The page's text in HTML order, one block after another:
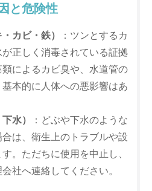
と危険性
カビ・鉄）
：ツンとするカ
正しく消毒されている証拠
によるカビ臭や、水道管の
本的に人体への悪影響はあ
水）
：どぶや下水のような
は、衛生上のトラブルや設
。ただちに使用を中止し、
社へ連絡してください。